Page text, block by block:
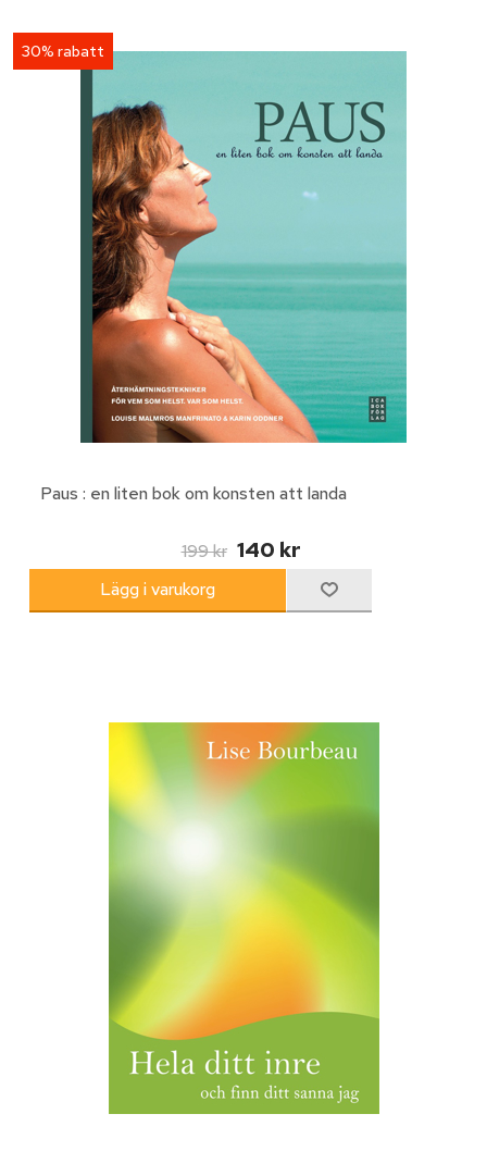
30% rabatt
Paus : en liten bok om konsten att landa
199 kr 140 kr